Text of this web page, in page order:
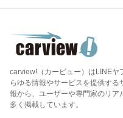
carview!（カービュー）はLINEヤ
らゆる情報やサービスを提供す
報から、ユーザーや専門家のリア
多く掲載しています。